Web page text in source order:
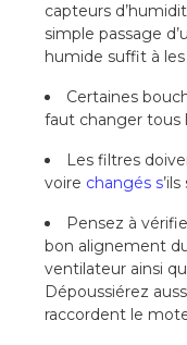
capteurs
simple passage
humide suffit à
Certaines
faut changer tous
Les filtres
voire changés s
Pensez à
bon alignement
ventilateur ainsi
Dépoussiérez
raccordent le